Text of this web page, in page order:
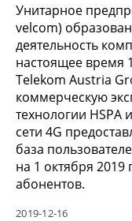
Унитарное
velcom)
деятельность
настоящее время
Telekom Austria
коммерческую
технологии HSPA
сети 4G
база
на 1 октября 2019
абонентов.
2019-12-16